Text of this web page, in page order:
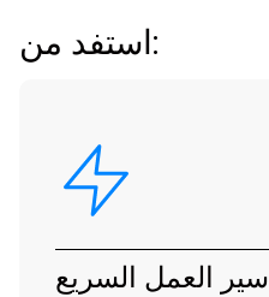
استفد من:
سير العمل السريع